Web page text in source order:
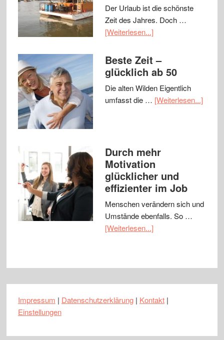
Der Urlaub ist die schönste
Zeit des Jahres. Doch …
[Weiterlesen...]
Beste Zeit –
glücklich ab 50
Die alten Wilden Eigentlich
umfasst die … [Weiterlesen...]
Durch mehr
Motivation
glücklicher und
effizienter im Job
Menschen verändern sich und
Umstände ebenfalls. So …
[Weiterlesen...]
Impressum | Datenschutzerklärung| Kontakt|
Einstellungen